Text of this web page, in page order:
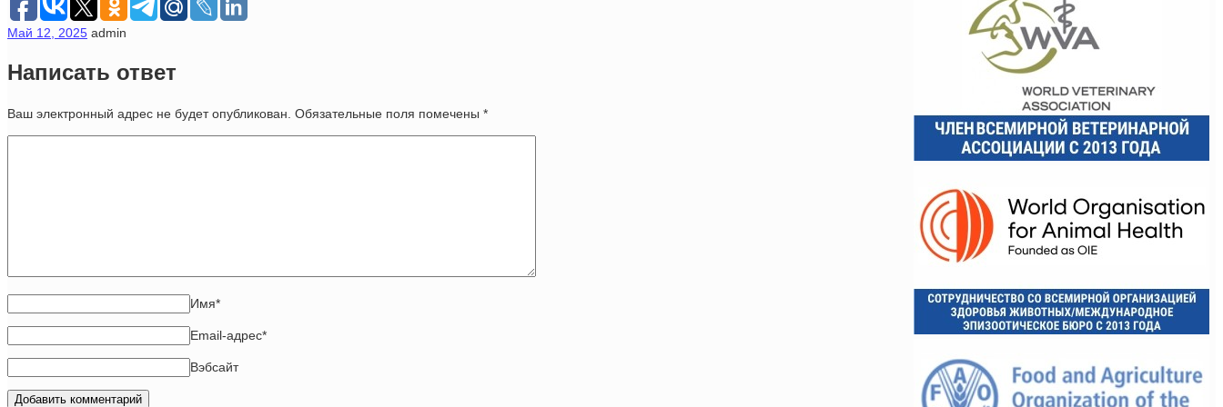
Май 12, 2025 admin
Написать ответ
Ваш электронный адрес не будет опубликован. Обязательные поля помечены *
Имя*
Email-адрес*
Вэбсайт